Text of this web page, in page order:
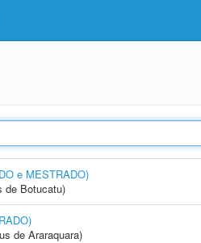
e MESTRADO)
de Botucatu)
de Araraquara)